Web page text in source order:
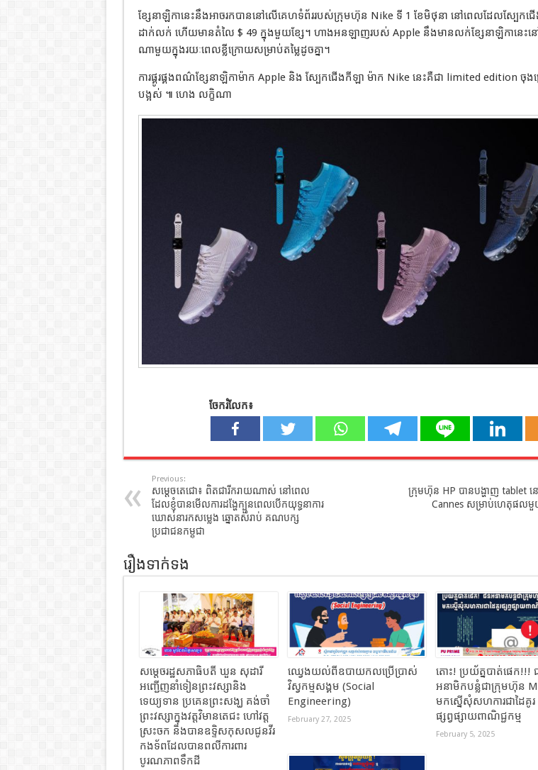
ខ្សែនាឡិកានេះនឹងអាចរកបាននៅលើគេហទំព័ររបស់ក្រុមហ៊ុន Nike ទី 1 ខែមិថុនា នៅពេលដែលស្បែកជ
ដាក់លក់ ហើយមានតំលៃ $ 49 ក្នុងមួយខ្សែ។ ហាងអនឡាញរបស់ Apple នឹងមានលក់ខ្សែនាឡិកានេះន
ណាមួយក្នុងរយៈពេលខ្លីក្រោយសម្រាប់តម្លៃដូចគ្នា។
ការផ្គូរផ្គងពណ៌ខ្សែនាឡិកាម៉ាក Apple និង ស្បែកជើងកីឡា ម៉ាក Nike នេះគឺជា limited edition ចុង
បង្អស់ ៕ ហេង លក្ខិណា
ចែករំលែក៖
Previous:
សម្តេចតេជោ៖ ពិតជារីករាយណាស់ នៅពេល
ដែលខ្ញុំបានមើលការដង្ហែក្បួនពេលបើកយុទ្ធនាការ
ឃោសនារកសម្លេង ឆ្នោតសំរាប់ គណបក្ស
ប្រជាជនកម្ពុជា
ក្រុមហ៊ុន HP បានបង្ហាញ tablet ន
Cannes សម្រាប់ហេតុផល
រឿងទាក់ទង
សម្តេចរដ្ឋសភាធិបតី ឃួន សុដារី
អញ្ជើញនាំទៀនព្រះវស្សានិង
ទេយ្យទាន ប្រគេនព្រះសង្ឃ គង់ចាំ
ព្រះវស្សាក្នុងវត្តវិមានតេជះ ហៅវត្ត
ស្រះចក និងបានឧទ្ទិសកុសលជូនវីរ
កងទ័ពដែលបានពលីការពារ
បូរណភាពទឹកដី
ឈ្វេងយល់ពីឧបាយកលប្រើប្រាស់
វិស្វកម្មសង្គម (​Social
Engineering)
February 27, 2025
តោះ! ប្រយ័ត្នបាត់ផេក​!!!
អនាមិក​បន្លំ​ជាក្រុមហ៊ុន​
មកស្នេីសុំសហការ​ជាដៃ​គូរ​
ផ្សព្វផ្សាយ​ពាណិជ្ជកម្ម​
February 5, 2025